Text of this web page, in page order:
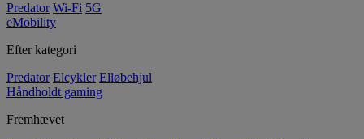
Predator Wi-Fi 5G
eMobility
Efter kategori
Predator Elcykler Elløbehjul
Håndholdt gaming
Fremhævet